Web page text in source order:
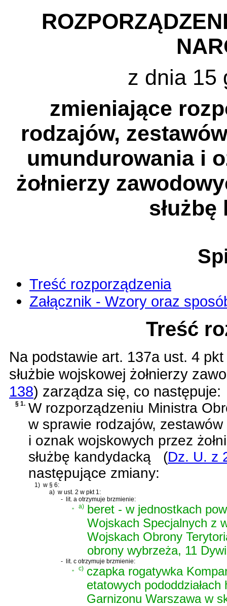
z dnia 15
zmieniające
rodzajów,
umundurowania i
żołnierzy
Treść rozporządzenia
Załącznik - Wzory oraz
Treść
Na podstawie art. 137a ust. 4
służbie wojskowej żołnierzy
138) zarządza się, co następuje:
§ 1. W rozporządzeniu Ministra
w sprawie rodzajów,
i oznak wojskowych przez
służbę kandydacką
(Dz. U. z
następujące zmiany:
1) w § 6:
a) w ust. 2 w pkt 1:
- lit. a otrzymuje brzmienie:
„
a) beret - w jednostkach
Wojskach Specjalnych z
Wojskach Obrony
obrony wybrzeża, 11
- lit. c otrzymuje brzmienie:
„
c) czapka rogatywka
etatowych
Garnizonu Warszawa w